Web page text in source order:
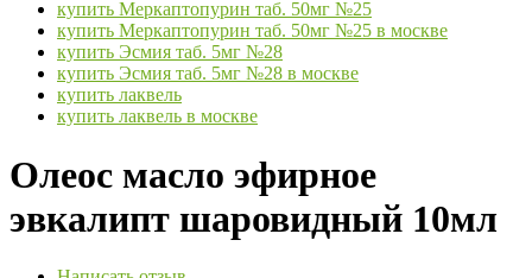
купить Меркаптопурин таб. 50мг №25
купить Меркаптопурин таб. 50мг №25 в москве
купить Эсмия таб. 5мг №28
купить Эсмия таб. 5мг №28 в москве
купить лаквель
купить лаквель в москве
Олеос масло эфирное
эвкалипт шаровидный 10мл